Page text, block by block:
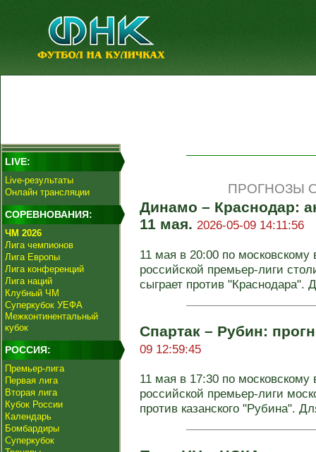
LIVE:
Live-результаты
Онлайн трансляции
СОРЕВНОВАНИЯ:
ЧМ 2026
Лига чемпионов
Лига Европы
Лига конференций
Лига наций
Клубный ЧМ
Суперкубок УЕФА
Межконтинентальный
кубок
РОССИЯ:
Премьер-лига
Первая лига
Вторая лига
Кубок России
Календарь
Бомбардиры
Суперкубок
ПРОГНОЗЫ
Динамо – Краснодар:
11 мая. 2026-05-09 14:11:56
11 мая в 20:00 по московскому
российской премьер-лиги
сыграет против "Краснодара".
Спартак – Рубин:
09 12:59:45
11 мая в 17:30 по московскому
российской премьер-лиги
против казанского "Рубина".